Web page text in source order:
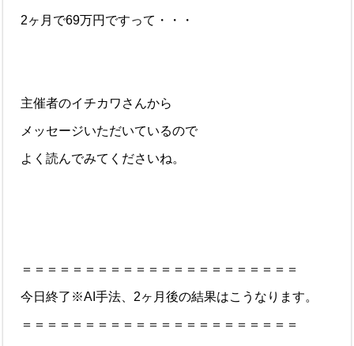
2ヶ月で69万円ですって・・・
主催者のイチカワさんから
メッセージいただいているので
よく読んでみてくださいね。
＝＝＝＝＝＝＝＝＝＝＝＝＝＝＝＝＝＝＝＝＝＝
今日終了※AI手法、2ヶ月後の結果はこうなります。
＝＝＝＝＝＝＝＝＝＝＝＝＝＝＝＝＝＝＝＝＝＝